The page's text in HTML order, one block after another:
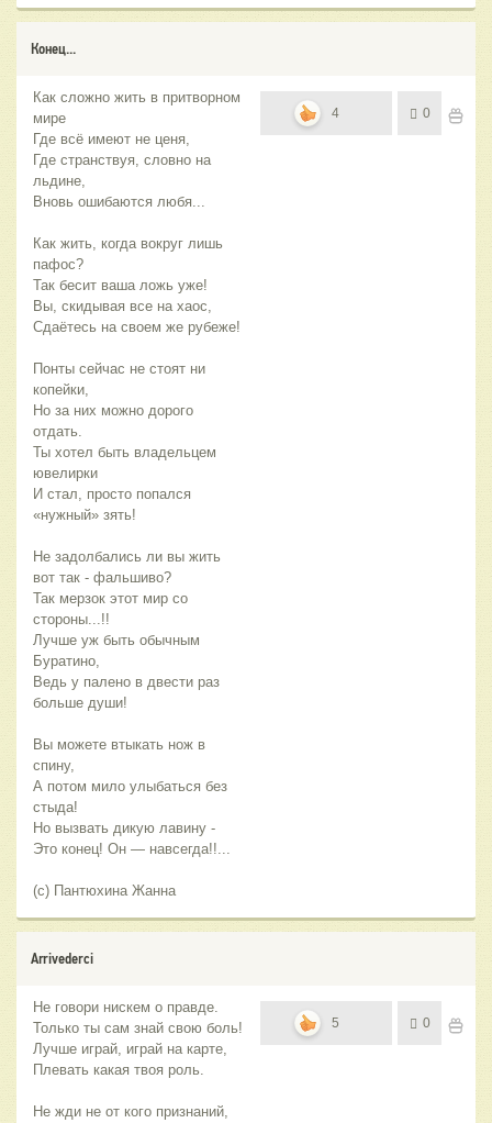
Конец...
Как сложно жить в притворном
мире
Где всё имеют не ценя,
Где странствуя, словно на
льдине,
Вновь ошибаются любя...
Как жить, когда вокруг лишь
пафос?
Так бесит ваша ложь уже!
Вы, скидывая все на хаос,
Сдаётесь на своем же рубеже!
Понты сейчас не стоят ни
копейки,
Но за них можно дорого
отдать.
Ты хотел быть владельцем
ювелирки
И стал, просто попался
«нужный» зять!
Не задолбались ли вы жить
вот так - фальшиво?
Так мерзок этот мир со
стороны...!!
Лучше уж быть обычным
Буратино,
Ведь у палено в двести раз
больше души!
Вы можете втыкать нож в
спину,
А потом мило улыбаться без
стыда!
Но вызвать дикую лавину -
Это конец! Он — навсегда!!...
(с) Пантюхина Жанна
4 0
Arrivederci
Не говори нискем о правде.
Только ты сам знай свою боль!
Лучше играй, играй на карте,
Плевать какая твоя роль.
Не жди не от кого признаний,
5 0